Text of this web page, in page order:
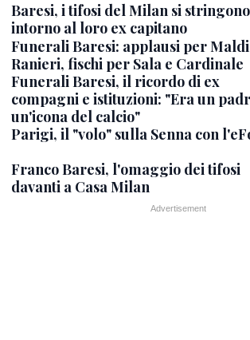
Baresi, i tifosi del Milan si stringono
intorno al loro ex capitano
Funerali Baresi: applausi per
Ranieri, fischi per Sala e Cardinale
Funerali Baresi, il ricordo di ex
compagni e istituzioni: "Era un
un'icona del calcio"
Parigi, il "volo" sulla Senna con
Franco Baresi, l'omaggio dei tifosi
davanti a Casa Milan